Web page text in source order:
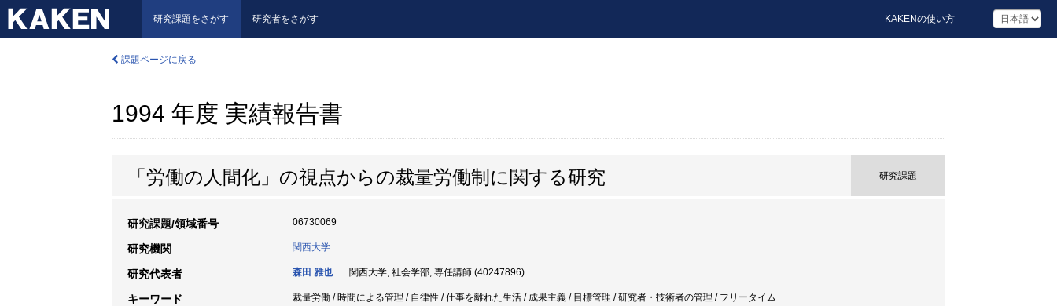
研究課題をさがす 研究者をさがす KAKENの使い方
課題ページに戻る
1994 年度 実績報告書
「労働の人間化」の視点からの裁量労働制に関する研究 研究課題
研究課題/領域番号 06730069
研究機関 関西大学
研究代表者 森田 雅也 関西大学, 社会学部, 専任講師 (40247896)
キーワード 裁量労働 / 時間による管理 / 自律性 / 仕事を離れた生活 / 成果主義 / 目標管理 / 研究者・技術者の管理 / フリータイム